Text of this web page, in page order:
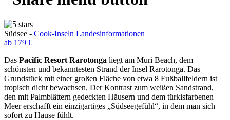
Südsee - Cook-Inseln Landesinformationen
ab 179 €
Das Pacific Resort Rarotonga liegt am Muri Beach, dem
schönsten und bekanntesten Strand der Insel Rarotonga. Das
Grundstück mit einer großen Fläche von etwa 8 Fußballfeldern ist
tropisch dicht bewachsen. Der Kontrast zum weißen Sandstrand,
den mit Palmblättern gedeckten Häusern und dem türkisfarbenen
Meer erschafft ein einzigartiges „Südseegefühl“, in dem man sich
sofort zu Hause fühlt.